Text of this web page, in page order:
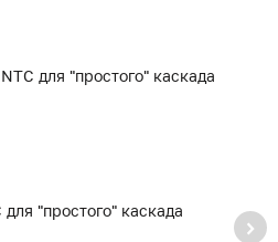
Immergas Датчик NTC для "простого" каскада